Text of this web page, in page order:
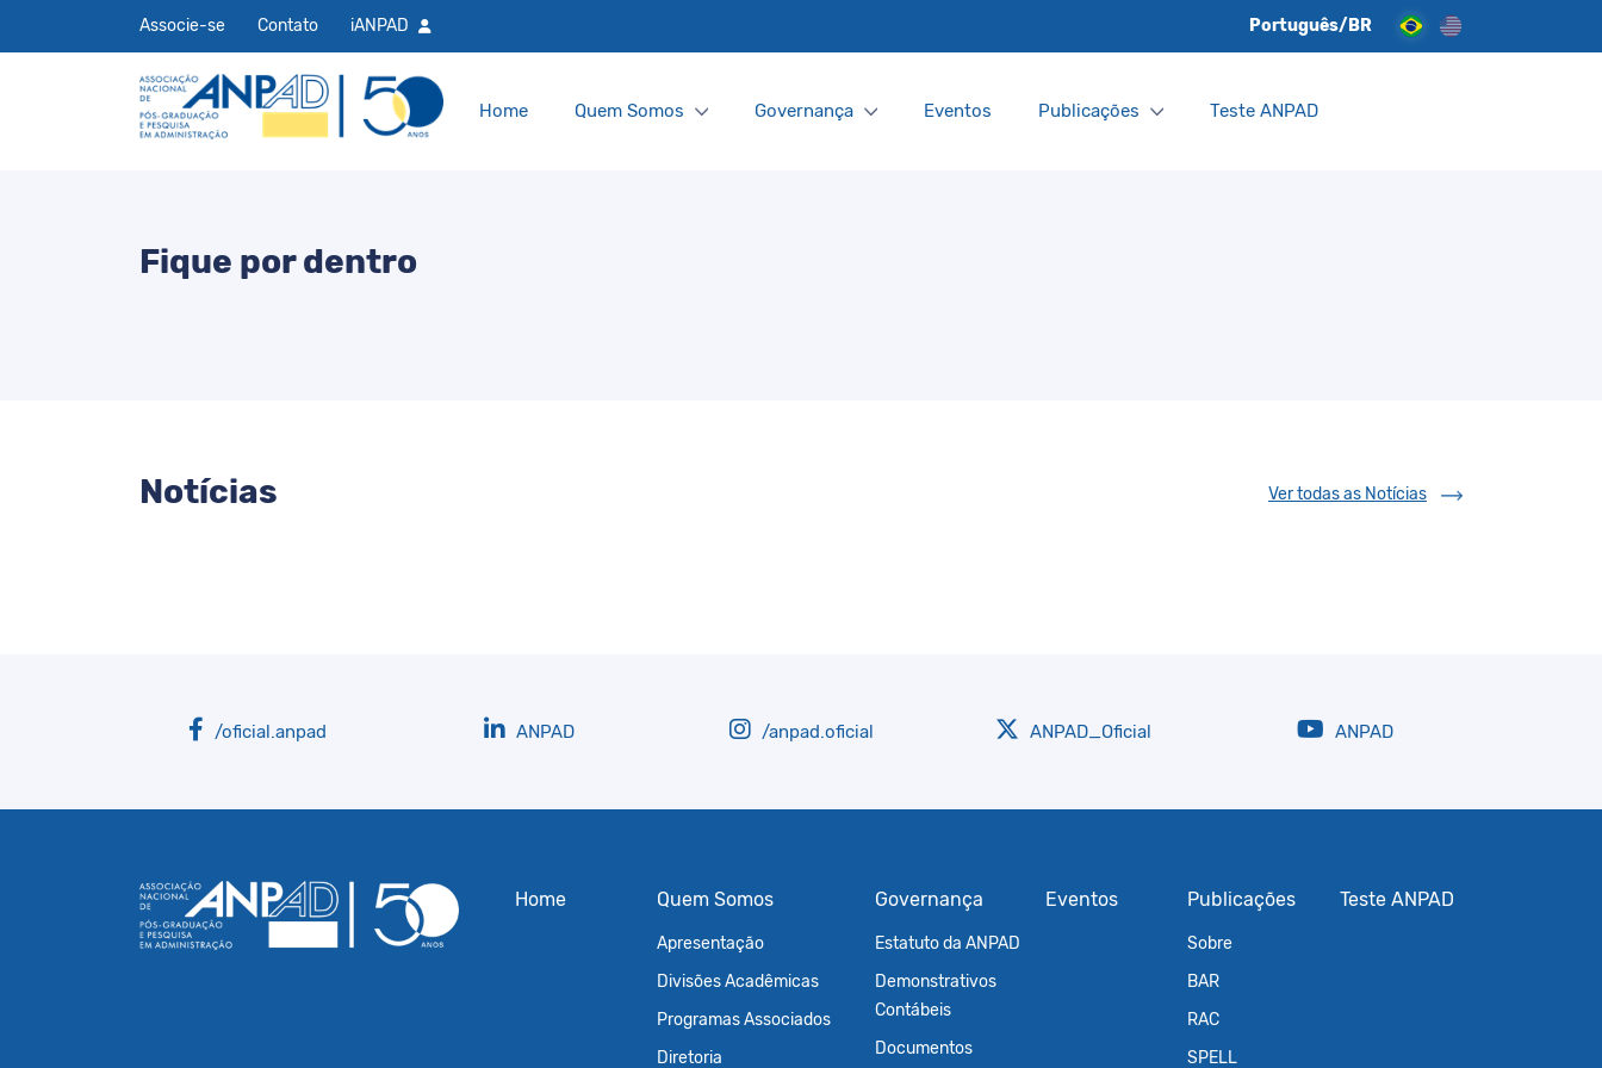
Associe-se Contato iANPAD Português/BR
Home Quem Somos Governança Eventos Publicações Teste ANPAD
Fique por dentro
Notícias Ver todas as Notícias
/oficial.anpad ANPAD /anpad.oficial ANPAD_Oficial ANPAD
Home Quem Somos
Apresentação
Divisões Acadêmicas
Programas Associados
Diretoria
Governança
Estatuto da ANPAD
Demonstrativos
Contábeis
Documentos
Eventos Publicações
Sobre
BAR
RAC
SPELL
Teste ANPAD